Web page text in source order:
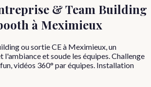
& Team Building
à Meximieux
ou sortie CE à Meximieux, un
et soude les équipes. Challenge
vidéos 360° par équipes. Installation